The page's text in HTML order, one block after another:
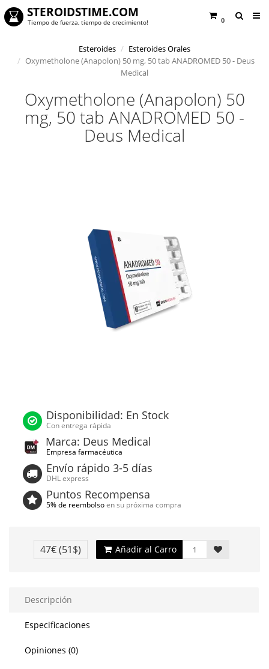
0
STEROIDSTIME.COM
Tiempo de fuerza, tiempo de crecimiento!
Esteroides
Esteroides Orales
Oxymetholone (Anapolon) 50 mg, 50 tab ANADROMED 50 - Deus
Medical
Oxymetholone (Anapolon) 50
mg, 50 tab ANADROMED 50 -
Deus Medical
Disponibilidad: En Stock
Con entrega rápida
Marca: Deus Medical
Empresa farmacéutica
Envío rápido 3-5 días
DHL express
Puntos Recompensa
5% de reembolsoen su próxima compra
47€(51$) Añadir al Carro
Descripción
Especificaciones
Opiniones (0)